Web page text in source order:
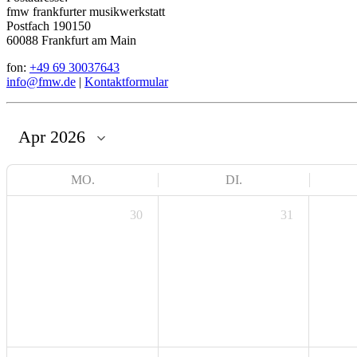
fmw frankfurter musikwerkstatt
Postfach 190150
60088 Frankfurt am Main
fon: +49 69 30037643
info@fmw.de | Kontaktformular
MO. DI.
30 31